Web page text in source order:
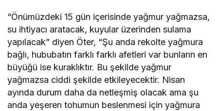
“Önümüzdeki 15 gün içerisinde yağmur yağmazsa,
su ihtiyacı aratacak, kuyular üzerinden sulama
yapılacak” diyen Öter, “Şu anda rekolte yağmura
bağlı, hububatın farklı farklı afetleri var bunların en
büyüğü ise kuraklıktır. Bu şekilde yağmur
yağmazsa ciddi şekilde etkileyecektir. Nisan
ayında durum daha da netleşmiş olacak ama şu
anda yeşeren tohumun beslenmesi için yağmura